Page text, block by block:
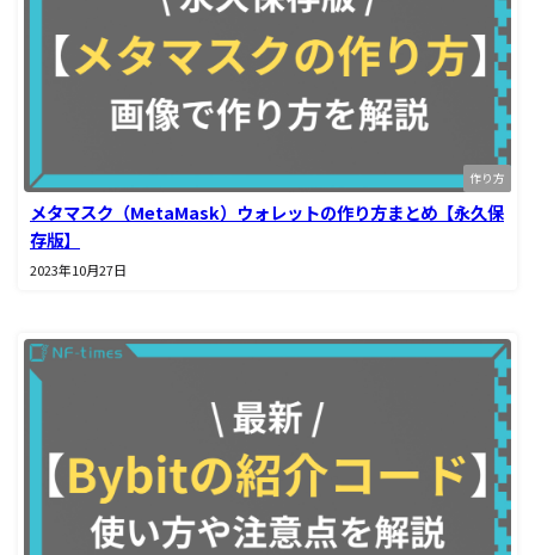
作り方
メタマスク（MetaMask）ウォレットの作り方まとめ【永久保
存版】
2023年10月27日